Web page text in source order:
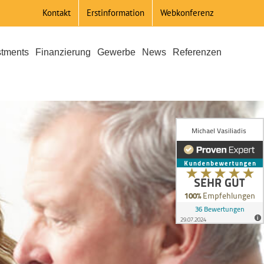
Kontakt Erstinformation Webkonferenz
Finanzierung Gewerbe News Referenzen